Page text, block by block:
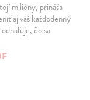
milióny, prináša
aj váš každodenný
čo sa